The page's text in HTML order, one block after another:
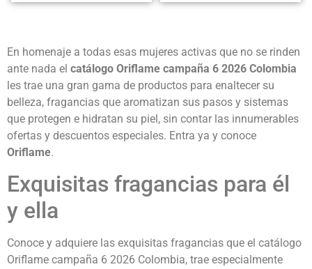
En homenaje a todas esas mujeres activas que no se rinden
ante nada el catálogo Oriflame campaña 6 2026 Colombia
les trae una gran gama de productos para enaltecer su
belleza, fragancias que aromatizan sus pasos y sistemas
que protegen e hidratan su piel, sin contar las innumerables
ofertas y descuentos especiales. Entra ya y conoce
Oriflame.
Exquisitas fragancias para él
y ella
Conoce y adquiere las exquisitas fragancias que el catálogo
Oriflame campaña 6 2026 Colombia, trae especialmente